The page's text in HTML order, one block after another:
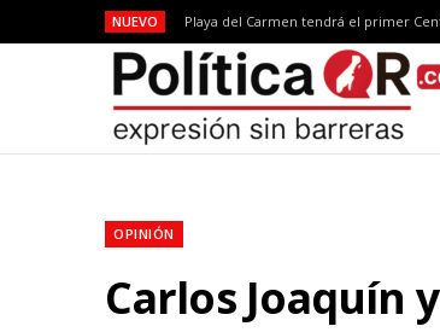
NUEVO
OPINIÓN
Carlos Joaquín